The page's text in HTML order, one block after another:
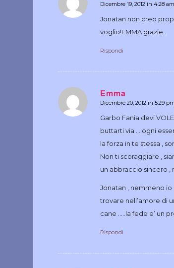
dice:
Dicembre 19, 2012 in 4:28 am
Jonatan non creo
voglio!EMMA grazie.
Rispondi
Emma
dice:
Dicembre 20, 2012 in 5:29 pm
Garbo Fania devi
buttarti via ….ogni
la forza in te stessa ,
Non ti scoraggiare ,
un abbraccio sincero ,
Jonatan , nemmeno
trovare nell’amore di
cane …..la fede e’ un
Rispondi